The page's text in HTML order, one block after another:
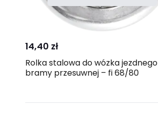
Porównaj
14,40 zł
Rolka stalowa do wózka jezdnego
bramy przesuwnej – fi 68/80